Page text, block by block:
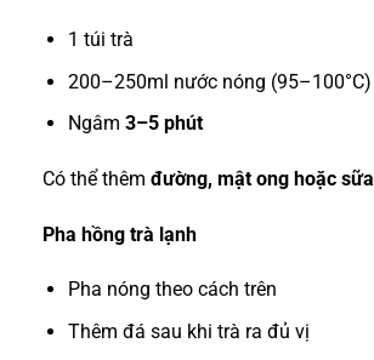
1 túi trà
200–250ml nước nóng (95–100°C)
Ngâm 3–5 phút
Có thể thêm đường, mật ong hoặc sữa
Pha hồng trà lạnh
Pha nóng theo cách trên
Thêm đá sau khi trà ra đủ vị